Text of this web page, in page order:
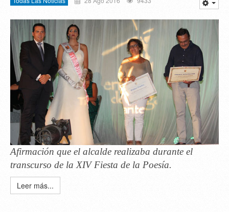
Afirmación que el alcalde realizaba durante el
transcurso de la XIV Fiesta de la Poesía.
Leer más...